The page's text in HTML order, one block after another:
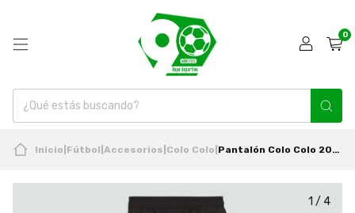
0
Inicio Fútbol Accesorios Colo Colo Pantalón Colo Colo 2024 Presentación Nuevo Original Adidas
1 / 4